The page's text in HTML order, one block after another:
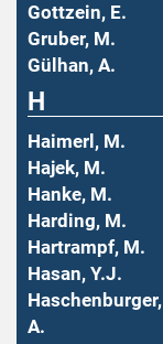
Gottzein, E.
Gruber, M.
Gülhan, A.
H
Haimerl, M.
Hajek, M.
Hanke, M.
Harding, M.
Hartrampf, M.
Hasan, Y.J.
Haschenburger,
A.